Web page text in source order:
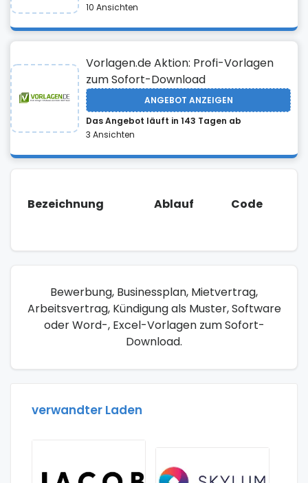
10 Ansichten
Vorlagen.de Aktion: Profi-Vorlagen
zum Sofort-Download
ANGEBOT ANZEIGEN
Das Angebot läuft in 143 Tagen ab
3 Ansichten
Bezeichnung Ablauf Code
Bewerbung, Businessplan, Mietvertrag,
Arbeitsvertrag, Kündigung als Muster, Software
oder Word-, Excel-Vorlagen zum Sofort-
Download.
verwandter Laden